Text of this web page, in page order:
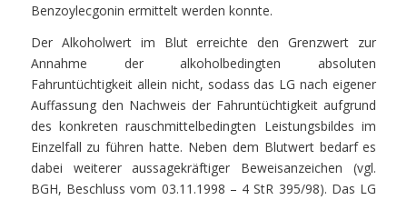
Benzoylecgonin ermittelt werden konnte.
Der Alkoholwert im Blut erreichte den Grenzwert zur
Annahme der alkoholbedingten absoluten
Fahruntüchtigkeit allein nicht, sodass das LG nach eigener
Auffassung den Nachweis der Fahruntüchtigkeit aufgrund
des konkreten rauschmittelbedingten Leistungsbildes im
Einzelfall zu führen hatte. Neben dem Blutwert bedarf es
dabei weiterer aussagekräftiger Beweisanzeichen (vgl.
BGH, Beschluss vom 03.11.1998 – 4 StR 395/98). Das LG